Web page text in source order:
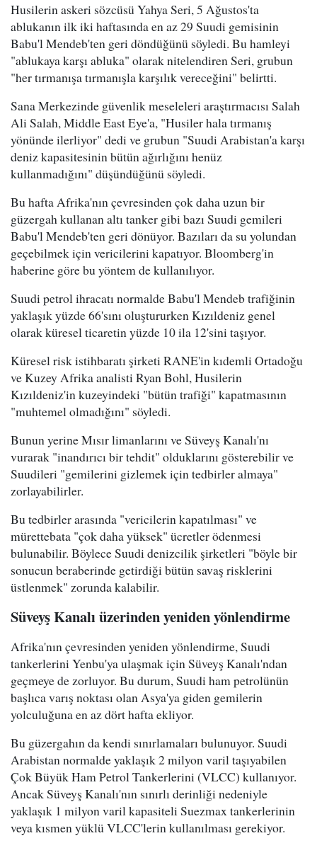
Husilerin askeri sözcüsü Yahya Seri, 5 Ağustos'ta
ablukanın ilk iki haftasında en az 29 Suudi gemisinin
Babu'l Mendeb'ten geri döndüğünü söyledi. Bu hamleyi
"ablukaya karşı abluka" olarak nitelendiren Seri, grubun
"her tırmanışa tırmanışla karşılık vereceğini" belirtti.
Sana Merkezinde güvenlik meseleleri araştırmacısı Salah
Ali Salah, Middle East Eye'a, "Husiler hala tırmanış
yönünde ilerliyor" dedi ve grubun "Suudi Arabistan'a karşı
deniz kapasitesinin bütün ağırlığını henüz
kullanmadığını" düşündüğünü söyledi.
Bu hafta Afrika'nın çevresinden çok daha uzun bir
güzergah kullanan altı tanker gibi bazı Suudi gemileri
Babu'l Mendeb'ten geri dönüyor. Bazıları da su yolundan
geçebilmek için vericilerini kapatıyor. Bloomberg'in
haberine göre bu yöntem de kullanılıyor.
Suudi petrol ihracatı normalde Babu'l Mendeb trafiğinin
yaklaşık yüzde 66'sını oluştururken Kızıldeniz genel
olarak küresel ticaretin yüzde 10 ila 12'sini taşıyor.
Küresel risk istihbaratı şirketi RANE'in kıdemli Ortadoğu
ve Kuzey Afrika analisti Ryan Bohl, Husilerin
Kızıldeniz'in kuzeyindeki "bütün trafiği" kapatmasının
"muhtemel olmadığını" söyledi.
Bunun yerine Mısır limanlarını ve Süveyş Kanalı'nı
vurarak "inandırıcı bir tehdit" olduklarını gösterebilir ve
Suudileri "gemilerini gizlemek için tedbirler almaya"
zorlayabilirler.
Bu tedbirler arasında "vericilerin kapatılması" ve
mürettebata "çok daha yüksek" ücretler ödenmesi
bulunabilir. Böylece Suudi denizcilik şirketleri "böyle bir
sonucun beraberinde getirdiği bütün savaş risklerini
üstlenmek" zorunda kalabilir.
Süveyş Kanalı üzerinden yeniden yönlendirme
Afrika'nın çevresinden yeniden yönlendirme, Suudi
tankerlerini Yenbu'ya ulaşmak için Süveyş Kanalı'ndan
geçmeye de zorluyor. Bu durum, Suudi ham petrolünün
başlıca varış noktası olan Asya'ya giden gemilerin
yolculuğuna en az dört hafta ekliyor.
Bu güzergahın da kendi sınırlamaları bulunuyor. Suudi
Arabistan normalde yaklaşık 2 milyon varil taşıyabilen
Çok Büyük Ham Petrol Tankerlerini (VLCC) kullanıyor.
Ancak Süveyş Kanalı'nın sınırlı derinliği nedeniyle
yaklaşık 1 milyon varil kapasiteli Suezmax tankerlerinin
veya kısmen yüklü VLCC'lerin kullanılması gerekiyor.